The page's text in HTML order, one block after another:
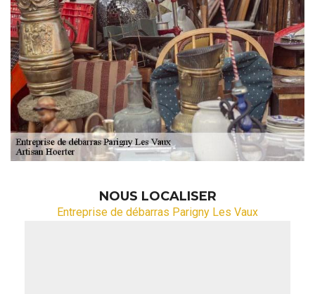
NOUS LOCALISER
Entreprise de débarras Parigny Les Vaux